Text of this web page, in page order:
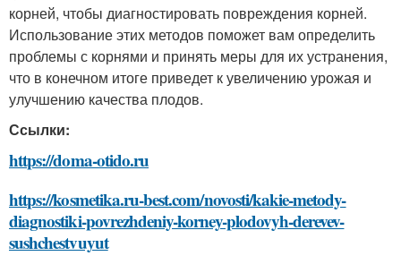
корней, чтобы диагностировать повреждения корней.
Использование этих методов поможет вам определить
проблемы с корнями и принять меры для их устранения,
что в конечном итоге приведет к увеличению урожая и
улучшению качества плодов.
Ссылки:
https://doma-otido.ru
https://kosmetika.ru-best.com/novosti/kakie-metody-
diagnostiki-povrezhdeniy-korney-plodovyh-derevev-
sushchestvuyut